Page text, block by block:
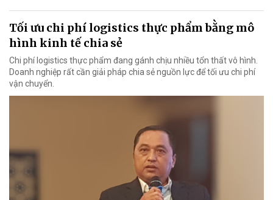
Tối ưu chi phí logistics thực phẩm bằng mô
hình kinh tế chia sẻ
Chi phí logistics thực phẩm đang gánh chịu nhiều tổn thất vô hình.
Doanh nghiệp rất cần giải pháp chia sẻ nguồn lực để tối ưu chi phí
vận chuyển.